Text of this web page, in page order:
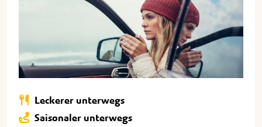
Leckerer unterwegs
Saisonaler unterwegs